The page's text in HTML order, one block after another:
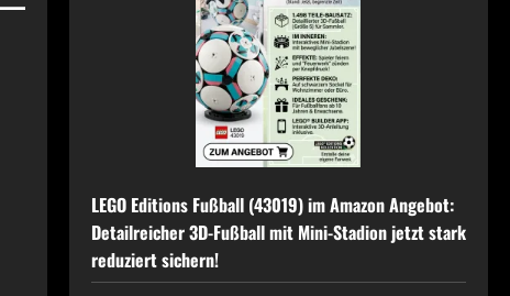
LEGO Editions Fußball (43019) im Amazon Angebot:
Detailreicher 3D-Fußball mit Mini-Stadion jetzt stark
reduziert sichern!